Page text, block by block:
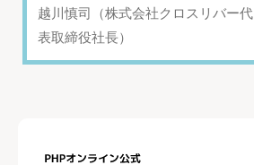
越川慎司（株式会社クロスリバー代
表取締役社長）